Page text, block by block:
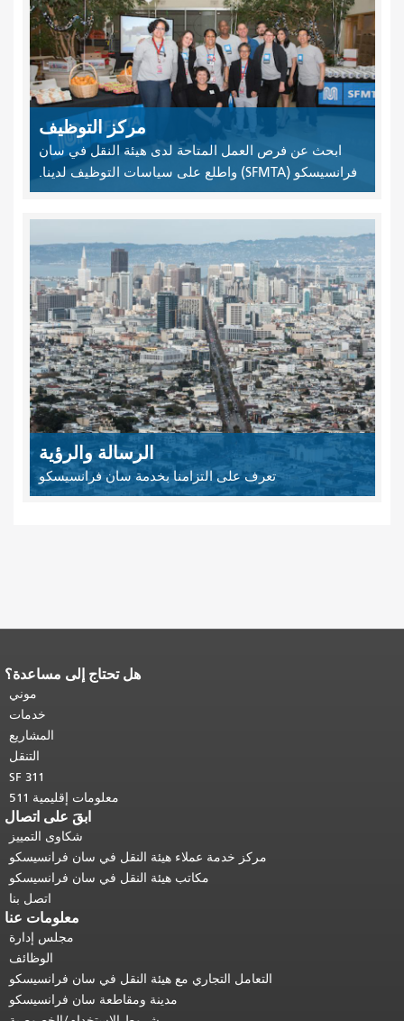
مركز التوظيف
ابحث عن فرص العمل المتاحة لدى هيئة النقل في سان
فرانسيسكو (SFMTA) واطلع على سياسات التوظيف لدينا.
الرسالة والرؤية
تعرف على التزامنا بخدمة سان فرانسيسكو
هل تحتاج إلى مساعدة؟
موني
خدمات
المشاريع
التنقل
SF 311
معلومات إقليمية 511
ابقَ على اتصال
شكاوى التمييز
مركز خدمة عملاء هيئة النقل في سان فرانسيسكو
مكاتب هيئة النقل في سان فرانسيسكو
اتصل بنا
معلومات عنا
مجلس إدارة
الوظائف
التعامل التجاري مع هيئة النقل في سان فرانسيسكو
مدينة ومقاطعة سان فرانسيسكو